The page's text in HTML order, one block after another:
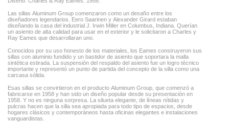
Las sillas Aluminum Group comenzaron como un desafío entre los
diseñadores legendarios. Eero Saarinen y Alexander Girard estaban
diseñando la casa del industrial J. Irwin Miller en Columbus, Indiana. Querían
un asiento de alta calidad para usar en el exterior y le solicitaron a Charles y
Ray Eames que desarrollaran uno.
Conocidos por su uso honesto de los materiales, los Eames construyeron sus
sillas con aluminio fundido y un bastidor de asiento que soportara la malla
sintética estirada. La suspensión del respaldo del asiento fue un logro técnico
importante y representó un punto de partida del concepto de la silla como una
carcasa sólida.
Esas sillas se convirtieron en el producto Aluminum Group, que comenzó a
fabricarse en 1958 y han sido un diseño popular desde su presentación en
1958. Y no es ninguna sorpresa. La silueta elegante, de líneas nítidas y
pulcras hacen que la silla sea apropiada para todo tipo de espacios, desde
hogares clásicos y contemporáneos hasta oficinas elegantes e instalaciones
vanguardistas.